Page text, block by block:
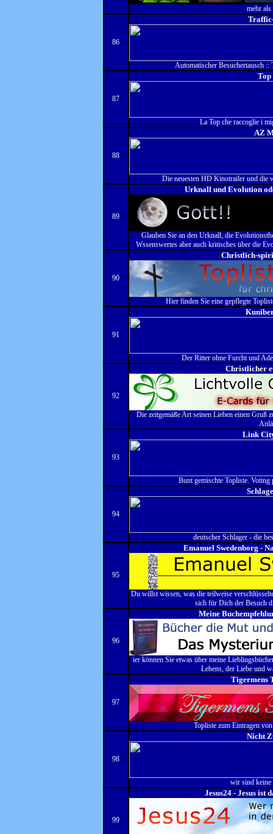
mehr
86
Automatischer Besuchertausch
87
Top
La Top che raccoglie i
88
AZ
Die neuesten HD Kinotrailer und die
89
Urknall und Evolution
Glauben Sie an den Urknall, die
Wssenswertes aber auch kritisches über die
90
Christlich-
Hier finden Sie eine gepflegte
91
Der Ritter ohne Furcht und
92
Christlicher
Die zeitgemäße Art seinen Lieben einen Gruß
93
Link
Bunt gemischte Topliste.
94
deutscher Schlager - die
95
Emanuel Swedenborg -
Du willst wissen, was die teilweise
sich für Dich der Besuch
96
Meine
ier können Sie etwas über meine
Lebens, der Liebe und
97
Tigermens
Topliste zum Eintragen
98
Nicht
wir sind keine
99
Jesus24 - Jesus ist